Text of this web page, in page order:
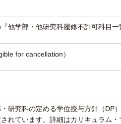
他学部・他研究科履修不許可科目一
for cancellation）
研究科の定める学位授与方針（DP
れています。詳細はカリキュラム・